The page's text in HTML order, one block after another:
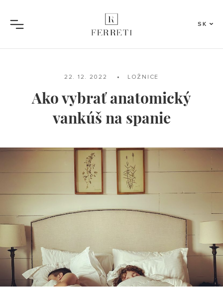
Menu
SK
22. 12. 2022 LOŽNICE
Ako vybrať anatomický
vankúš na spanie